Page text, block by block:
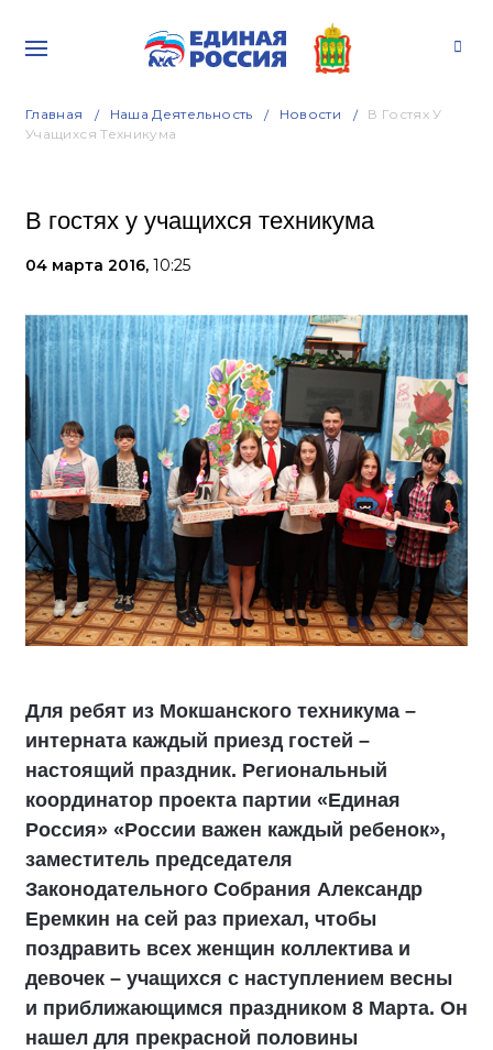
Главная Наша Деятельность Новости
В Гостях У
Учащихся Техникума
В гостях у учащихся техникума
04 марта 2016, 10:25
Для ребят из Мокшанского техникума –
интерната каждый приезд гостей –
настоящий праздник. Региональный
координатор проекта партии «Единая
Россия» «России важен каждый ребенок»,
заместитель председателя
Законодательного Собрания Александр
Еремкин на сей раз приехал, чтобы
поздравить всех женщин коллектива и
девочек – учащихся с наступлением весны
и приближающимся праздником 8 Марта. Он
нашел для прекрасной половины